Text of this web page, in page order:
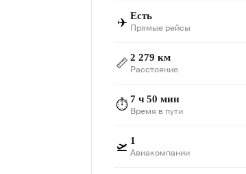
✈️ Есть
Прямые рейсы
📏 2 279 км
Расстояние
⏱️ 7 ч 50 мин
Время в пути
🛫 1
Авиакомпании